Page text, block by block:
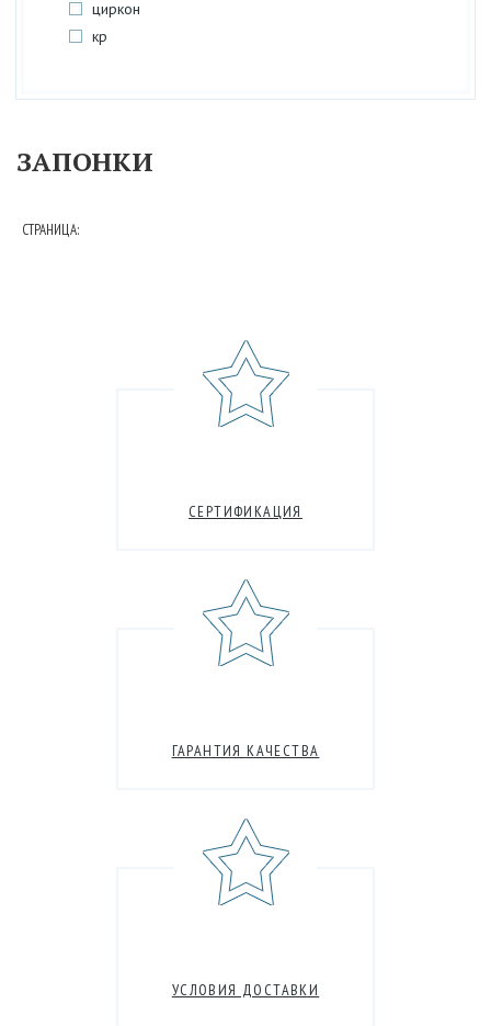
циркон
кр
ЗАПОНКИ
СТРАНИЦА:
СЕРТИФИКАЦИЯ
ГАРАНТИЯ КАЧЕСТВА
УСЛОВИЯ ДОСТАВКИ